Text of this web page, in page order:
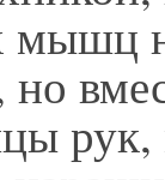
мышц
рук,